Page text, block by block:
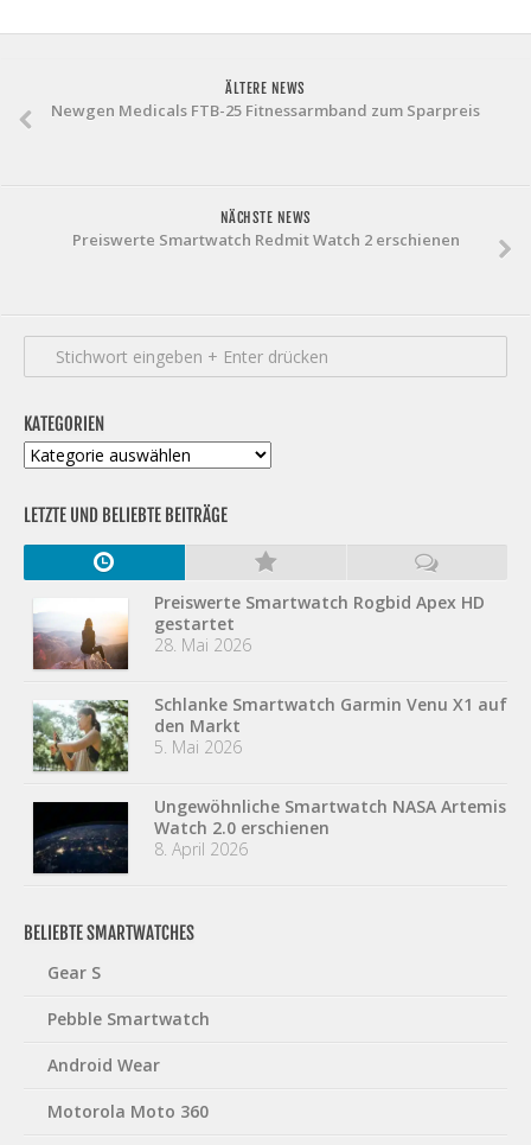
ÄLTERE NEWS
Newgen Medicals FTB-25 Fitnessarmband zum Sparpreis
NÄCHSTE NEWS
Preiswerte Smartwatch Redmit Watch 2 erschienen
KATEGORIEN
Kategorien
LETZTE UND BELIEBTE BEITRÄGE
Preiswerte Smartwatch Rogbid Apex HD
gestartet
28. Mai 2026
Schlanke Smartwatch Garmin Venu X1 auf
den Markt
5. Mai 2026
Ungewöhnliche Smartwatch NASA Artemis
Watch 2.0 erschienen
8. April 2026
BELIEBTE SMARTWATCHES
Gear S
Pebble Smartwatch
Android Wear
Motorola Moto 360